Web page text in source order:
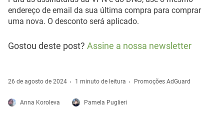
endereço de email da sua última compra para comprar
uma nova. O desconto será aplicado.
Gostou deste post? Assine a nossa newsletter
26 de agosto de 2024 1 minuto de leitura Promoções AdGuard
Anna Koroleva Pamela Puglieri